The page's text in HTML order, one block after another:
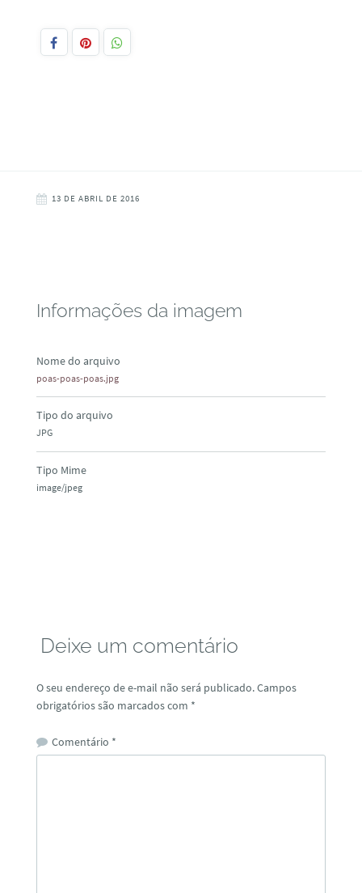
13 DE ABRIL DE 2016
Informações da imagem
Nome do arquivo
poas-poas-poas.jpg
Tipo do arquivo
JPG
Tipo Mime
image/jpeg
Deixe um comentário
O seu endereço de e-mail não será publicado.Campos
obrigatórios são marcados com *
Comentário *